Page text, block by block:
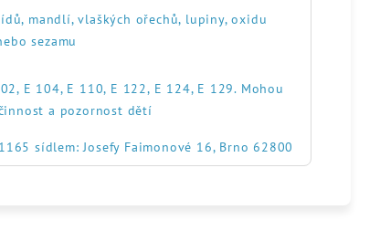
mandlí, vlaškých ořechů, lupiny, oxidu
sezamu
E 104, E 110, E 122, E 124, E 129. Mohou
a pozornost dětí
sídlem: Josefy Faimonové 16, Brno 62800